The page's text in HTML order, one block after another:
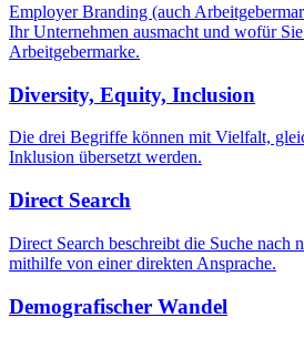
Employer Branding (auch
Ihr Unternehmen ausmacht und wofür
Arbeitgebermarke.
Diversity, Equity, Inclusion
Die drei Begriffe können mit Vielfalt,
Inklusion übersetzt werden.
Direct Search
Direct Search beschreibt die Suche nach
mithilfe von einer direkten Ansprache.
Demografischer Wandel